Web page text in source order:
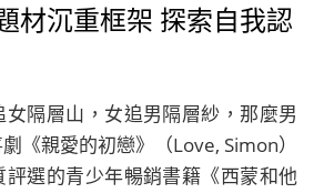
材沉重框架 探索自我認
隔層山，女追男隔層紗，那麼男
《親愛的初戀》（Love, Simon）
選的青少年暢銷書籍《西蒙和他